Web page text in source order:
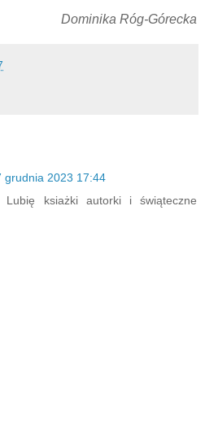
Dominika Róg-Górecka
grudnia 2023 17:44
Lubię ksiażki autorki i świąteczne